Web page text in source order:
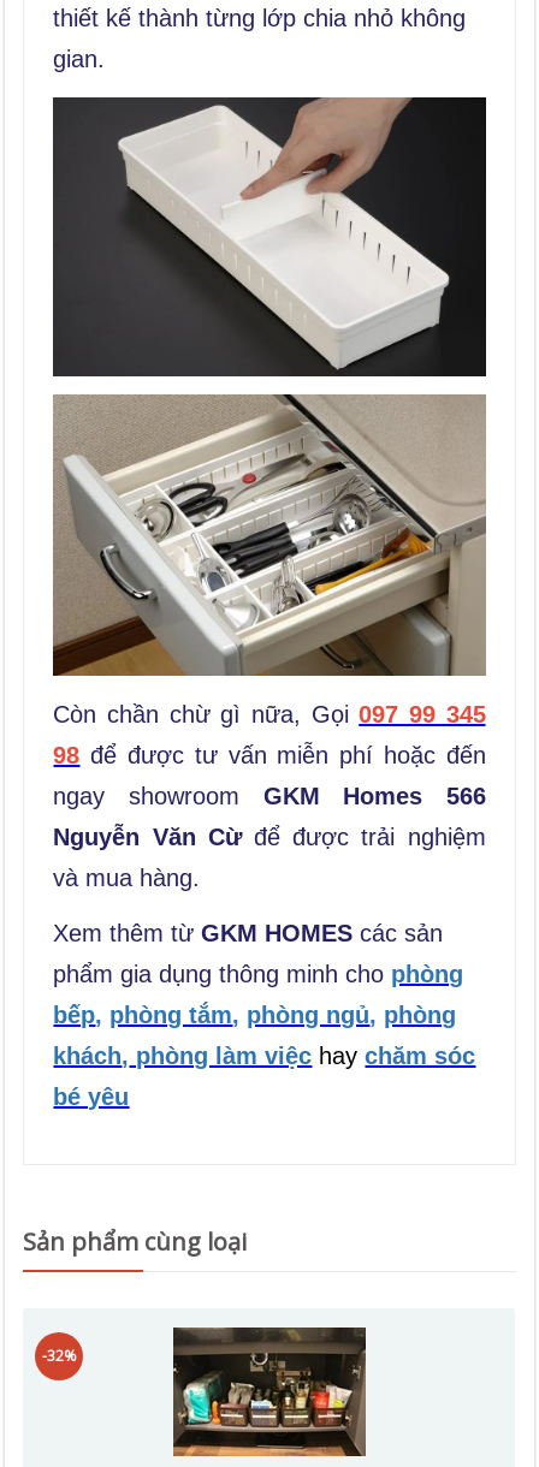
thiết kế thành từng lớp chia nhỏ không
gian.
Còn chần chừ gì nữa, Gọi097 99 345
98 để được tư vấn miễn phí hoặc đến
ngay showroom GKM Homes 566
Nguyễn Văn Cừđể được trải nghiệm
và mua hàng.
Xem thêm từGKM HOMES các sản
phẩm gia dụng thông minh cho phòng
bếp, phòng tắm, phòng ngủ, phòng
khách, phòng làm việc hay chăm sóc
bé yêu
Sản phẩm cùng loại
-32%